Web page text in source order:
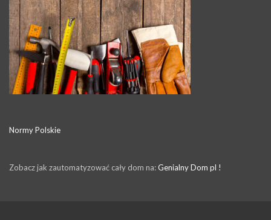
Normy Polskie
Zobacz jak zautomatyzować cały dom na:Genialny Dom pl !